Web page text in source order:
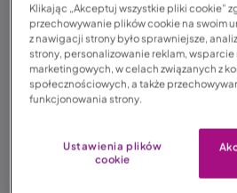
Spis treści:
1.Kiedy lusterko w
uszkodzeniu?
Co zrobić, jeśli
w samochodzie?
Zbite lusterko a
Klikając „Akceptuj wszystkie pliki cookie”
przechowywanie plików cookie na swoim
z nawigacji strony było sprawniejsze,
strony, personalizowanie reklam, wsparcie
marketingowych, w celach związanych z
społecznościowych, a także
funkcjonowania strony.
Ustawienia plików
cookie